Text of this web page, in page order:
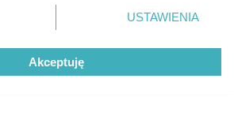
przycisk ustawień prywatności
dolnym rogu strony
danych nie wymagają zgody
prawo sprzeciwić się takiemu
będą miały zastosowanie tylko
USTAWIENIA
Akceptuję